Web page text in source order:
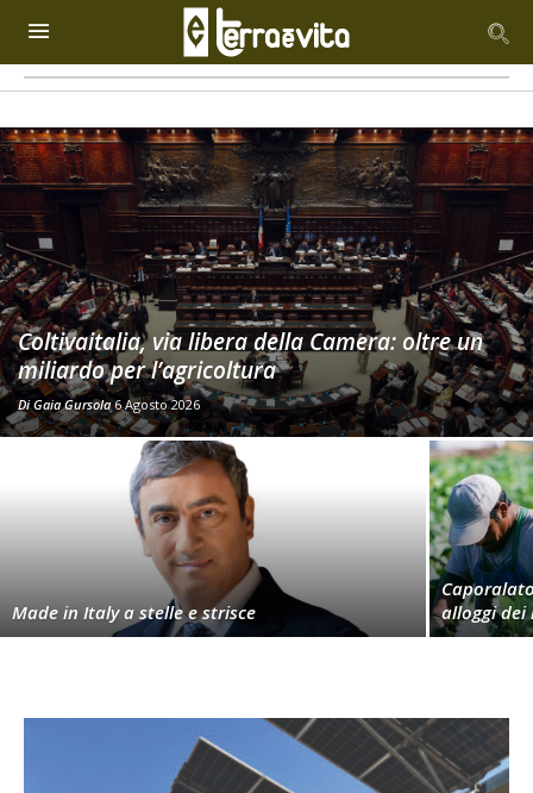
Coltivaitalia, via libera della Camera: oltre un
miliardo per l’agricoltura
DiGaia Gursola 6 Agosto 2026
Made in Italy a stelle e strisce
alloggi